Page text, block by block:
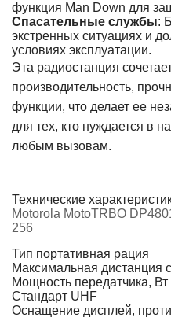
функция Man Down для
Спасательные службы:
экстренных ситуациях и
условиях эксплуатации.
Эта радиостанция
производительность,
функции, что делает ее
для тех, кто нуждается в
любым вызовам.
Технические
Motorola MotoTRBO
256
Тип портативная рация
Максимальная дистанция
Мощность передатчика, Вт
Стандарт UHF
Оснащение дисплей,